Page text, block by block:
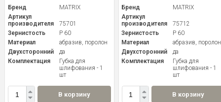
Бренд
MATRIX
Артикул
производителя
75701
Зернистость
P 60
Материал
абразив, поролон
Двухсторонний
да
Комплектация
Губка для
шлифования - 1
шт
В корзину
Бренд
MATRIX
Артикул
производителя
75712
Зернистость
P 60
Материал
абразив, поролон
Двухсторонний
да
Комплектация
Губка для
шлифования - 1
шт
В корзину